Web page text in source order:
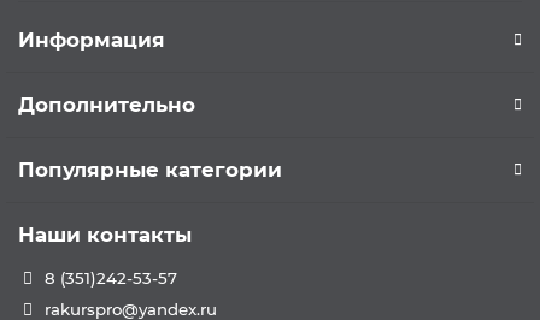
Информация
Дополнительно
Популярные категории
Наши контакты
8 (351)242-53-57
rakurspro@yandex.ru